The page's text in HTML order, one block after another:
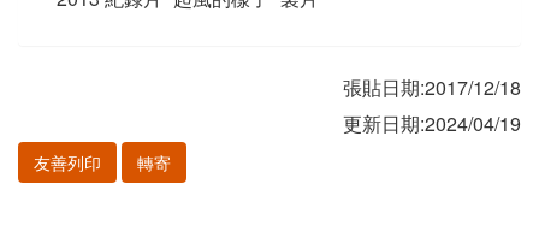
張貼日期:2017/12/18
更新日期:2024/04/19
友善列印 轉寄